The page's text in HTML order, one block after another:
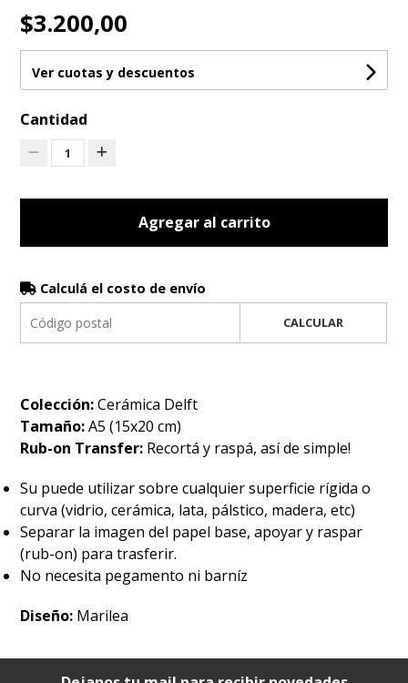
$3.200,00
Ver cuotas y descuentos
Cantidad
1
Agregar al carrito
Calculá el costo de envío
CALCULAR
Colección:Cerámica Delft
Tamaño:A5 (15x20 cm)
Rub-on Transfer: Recortá y raspá, así de simple!
Su puede utilizar sobre cualquier superficie rígida o
curva (vidrio, cerámica, lata, pálstico, madera, etc)
Separar la imagen del papel base, apoyar y raspar
(rub-on) para trasferir.
No necesita pegamento ni barníz
Diseño: Marilea